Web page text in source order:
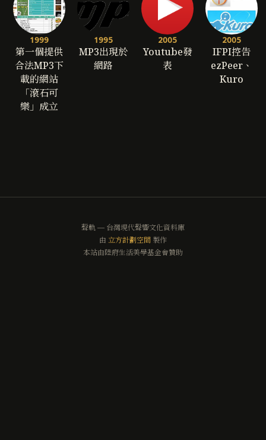
1999
第一個提供
合法MP3下
載的網站
「滾石可
樂」成立
1995
MP3出現於
網路
2005
Youtube發
表
2005
IFPI控告
ezPeer、
Kuro
聲軌 — 台灣現代聲響文化資料庫
由 立方計劃空間 製作
本站由陸府生活美學基金會贊助